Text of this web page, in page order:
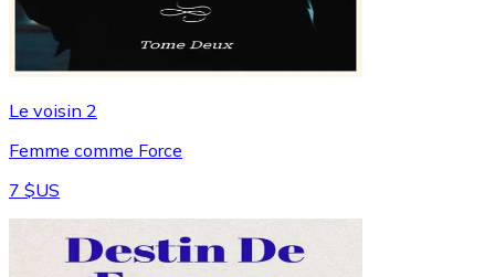
Le voisin 2
Femme comme Force
7 $US